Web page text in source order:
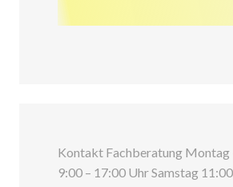
Kontakt Fachberatung Montag
9:00 – 17:00 Uhr Samstag